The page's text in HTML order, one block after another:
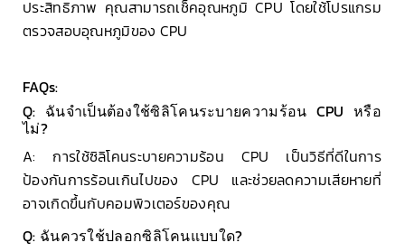
ประสิทธิภาพ คุณสามารถเช็คอุณหภูมิ CPU โดยใช้โปรแกรม
ตรวจสอบอุณหภูมิของ CPU
FAQs:
Q: ฉันจำเป็นต้องใช้ซิลิโคนระบายความร้อน CPU หรือ
ไม่?
A: การใช้ซิลิโคนระบายความร้อน CPU เป็นวิธีที่ดีในการ
ป้องกันการร้อนเกินไปของ CPU และช่วยลดความเสียหายที่
อาจเกิดขึ้นกับคอมพิวเตอร์ของคุณ
Q: ฉันควรใช้ปลอกซิลิโคนแบบใด?